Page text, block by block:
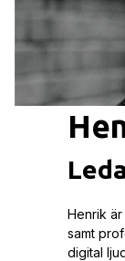
Henrik
samt
digital